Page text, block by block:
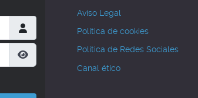
Mostrar contraseña
Aviso Legal
Política de cookies
Política de Redes Sociales
Canal ético